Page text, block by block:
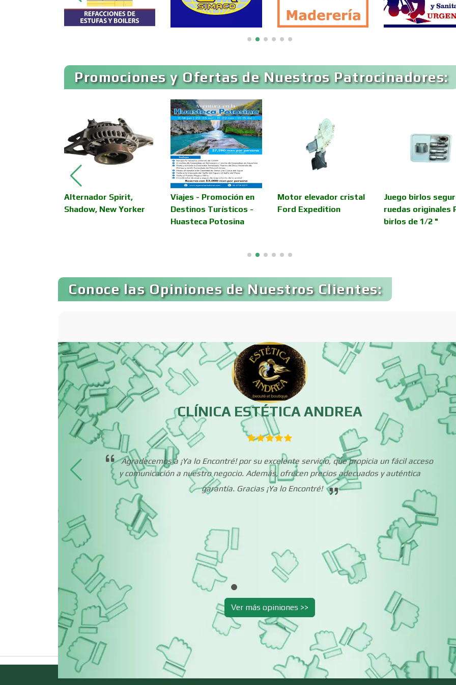
Artículos de Piel Artículos Deportivos Artículos
Artículos Publicitarios Aseguradoras Asesores
Asesoría Fiscal Asilos
Asociaciones
Empresariales
Audio, Sonido e
Iluminación
Audios para
Autobuses Automatización
Automóviles
Usados
Bancos Banquetes Bares y Cantinas
Bordados y
Estampados
Boutiques Buceo
Cafeterías Cajas de Ahorro Cámaras de
Camiones para Fletes Cancelería de Aluminio Capacitación
Carnicerías Carpinterías Centros
Centros de
Espectáculos
Centros
Cibercafés Clínicas de Belleza
Clínicas de
Rehabilitación
Clubes Deportivos
Cocinas Integrales
Combustibles y
Lubricantes
Compresores de
Computadoras
Conferencias
Empresariales
Construcciones en
General
Promociones y Ofertas de Nuestros Patrocinadores:
Alternador Spirit,
Shadow, New Yorker
Viajes - Promoción en
Destinos Turísticos -
Huasteca Potosina
Motor elevador cristal
Ford Expedition
Juego birlos
ruedas originales
birlos de 1/2 "
Conoce las Opiniones de Nuestros Clientes:
CLÍNICA ESTÉTICA ANDREA
Agradecemos a ¡Ya lo Encontré! por su excelente servicio, que propicia un fácil acceso
y comunicación a nuestro negocio. Además, ofrecen precios adecuados y auténtica
garantía. Gracias ¡Ya lo Encontré!
Ver más opiniones >>